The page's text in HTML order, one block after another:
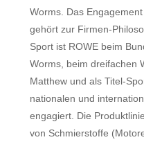
Worms. Das
gehört zur Firmen-
Sport ist ROWE beim
Worms, beim dreifachen
Matthew und als Titel-
nationalen und
engagiert. Die
von Schmierstoffe